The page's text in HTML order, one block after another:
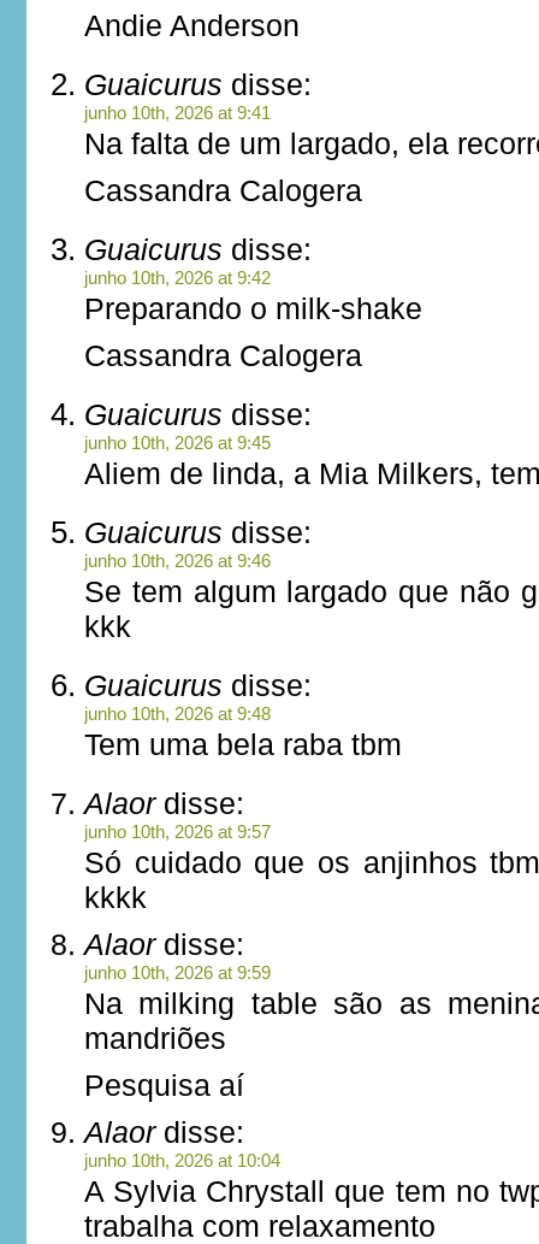
Andie Anderson
Guaicurus disse:
junho 10th, 2026 at 9:41
Na falta de um largado, ela
Cassandra Calogera
Guaicurus disse:
junho 10th, 2026 at 9:42
Preparando o milk-shake
Cassandra Calogera
Guaicurus disse:
junho 10th, 2026 at 9:45
Aliem de linda, a Mia Milkers,
Guaicurus disse:
junho 10th, 2026 at 9:46
Se tem algum largado que não
kkk
Guaicurus disse:
junho 10th, 2026 at 9:48
Tem uma bela raba tbm
Alaordisse:
junho 10th, 2026 at 9:57
Só cuidado que os anjinhos
kkkk
Alaordisse:
junho 10th, 2026 at 9:59
Na milking table são as
mandriões
Pesquisa aí
Alaordisse:
junho 10th, 2026 at 10:04
A Sylvia Chrystall que tem no
trabalha com relaxamento